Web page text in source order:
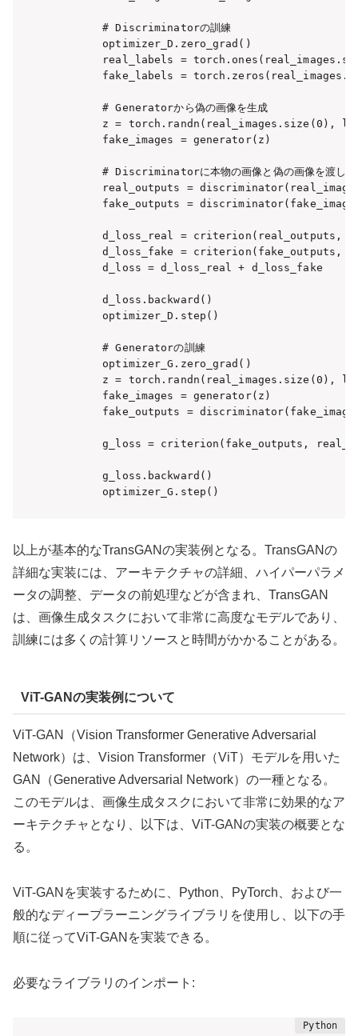
        # Discriminatorの訓練
        optimizer_D.zero_grad()
real_labels =
fake_labels =
        # Generatorから偽の画像を生成
z = torch.randn(real_images.size(0),
        fake_images = generator(z)
# Discriminatorに本物の画像と偽の画像を渡して
real_outputs =
fake_outputs =
d_loss_real = criterion(real_outputs,
d_loss_fake = criterion(fake_outputs,
        d_loss = d_loss_real + d_loss_fake
        d_loss.backward()
        optimizer_D.step()
        # Generatorの訓練
        optimizer_G.zero_grad()
z = torch.randn(real_images.size(0),
        fake_images = generator(z)
fake_outputs =
g_loss = criterion(fake_outputs,
        g_loss.backward()
        optimizer_G.step()
以上が基本的なTransGANの実装例となる。TransGANの
詳細な実装には、アーキテクチャの詳細、ハイパーパラメ
ータの調整、データの前処理などが含まれ、TransGAN
は、画像生成タスクにおいて非常に高度なモデルであり、
訓練には多くの計算リソースと時間がかかることがある。
ViT-GANの実装例について
ViT-GAN（Vision Transformer Generative Adversarial
Network）は、Vision Transformer（ViT）モデルを用いた
GAN（Generative Adversarial Network）の一種となる。
このモデルは、画像生成タスクにおいて非常に効果的なア
ーキテクチャとなり、以下は、ViT-GANの実装の概要とな
る。
ViT-GANを実装するために、Python、PyTorch、および一
般的なディープラーニングライブラリを使用し、以下の手
順に従ってViT-GANを実装できる。
必要なライブラリのインポート: